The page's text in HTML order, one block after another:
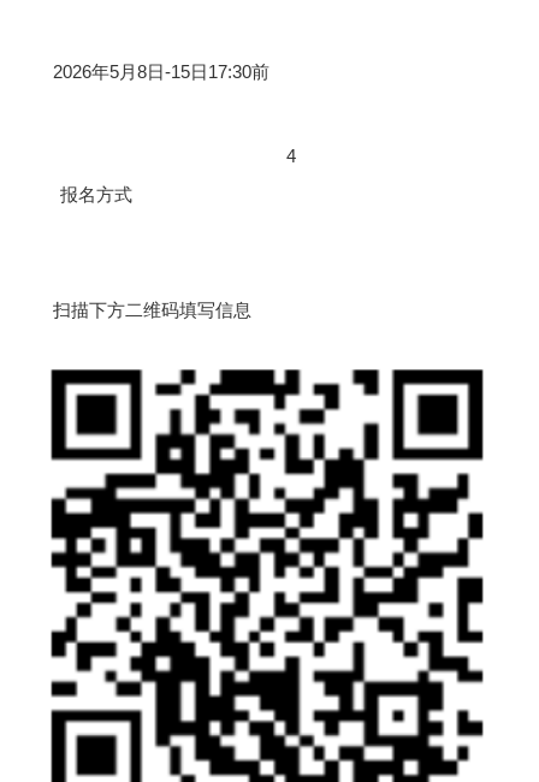
2026年5月8日-15日17:30前
4
报名方式
扫描下方二维码填写信息